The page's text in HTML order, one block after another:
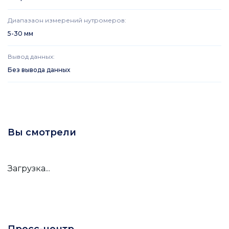
Диапазаон измерений нутромеров:
5-30 мм
Вывод данных:
Без вывода данных
Вы смотрели
Загрузка...